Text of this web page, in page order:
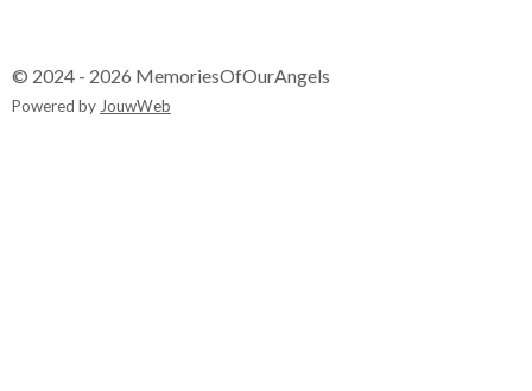
© 2024 - 2026 MemoriesOfOurAngels
Powered byJouwWeb